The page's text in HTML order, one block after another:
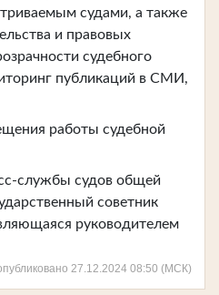
судами, а также
и правовых
судебного
публикаций в СМИ,
работы судебной
службы судов общей
советник
руководителем
27.12.2024 08:50 (МСК)